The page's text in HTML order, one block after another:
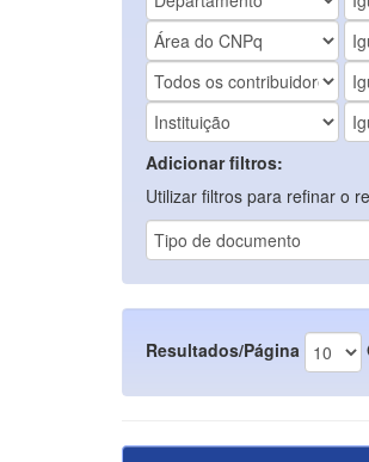
Adicionar filtros:
Utilizar filtros para refinar o
Resultados/Página